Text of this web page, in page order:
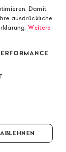
Eye
ENGLISH
DEUTSCH
Damit
ausdrückliche
Weitere